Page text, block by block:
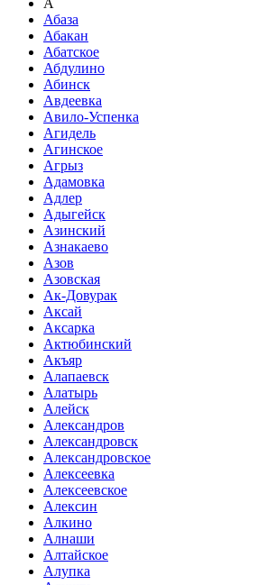
А
Абаза
Абакан
Абатское
Абдулино
Абинск
Авдеевка
Авило-Успенка
Агидель
Агинское
Агрыз
Адамовка
Адлер
Адыгейск
Азинский
Азнакаево
Азов
Азовская
Ак-Довурак
Аксай
Аксарка
Актюбинский
Акъяр
Алапаевск
Алатырь
Алейск
Александров
Александровск
Александровское
Алексеевка
Алексеевское
Алексин
Алкино
Алнаши
Алтайское
Алупка